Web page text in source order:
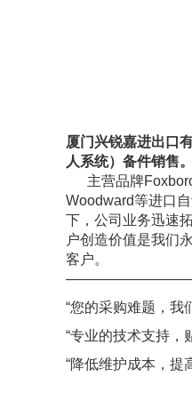
厦门兴锐嘉进出口
人系统）备件销售。
主营品牌Foxboro
Woodward等进口
下，公司业务迅速
户创造价值是我们
客户。
“您的采购难题，我
“专业的技术支持，
“降低维护成本，提